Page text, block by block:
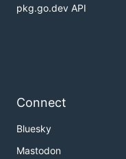
pkg.go.dev API
Connect
Bluesky
Mastodon